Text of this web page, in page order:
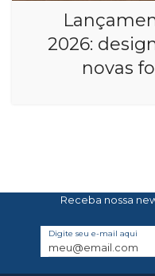
2026:
novas
Receba nossa
Digite seu e-mail aqui